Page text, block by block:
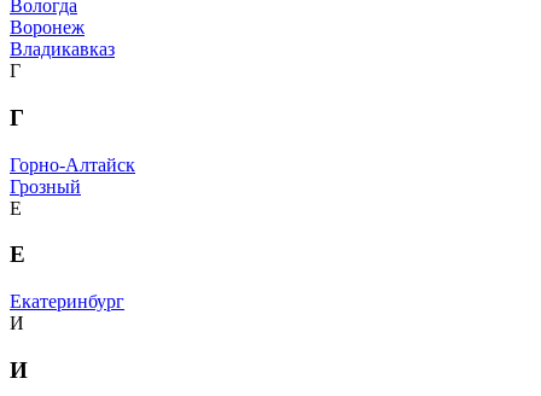
Вологда
Воронеж
Владикавказ
Г
Г
Горно-Алтайск
Грозный
Е
Е
Екатеринбург
И
И